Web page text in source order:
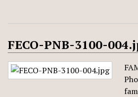
FECO-PNB-3100-